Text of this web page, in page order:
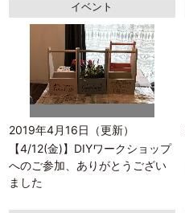
イベント
2019年4月16日（更新）
【4/12(金)】DIYワークショップ
へのご参加、ありがとうござい
ました